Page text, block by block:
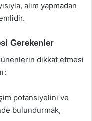
alım yapmadan
Gerekenler
dikkat etmesi
potansiyelini ve
bulundurmak,